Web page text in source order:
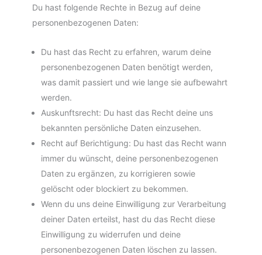
Du hast folgende Rechte in Bezug auf deine
personenbezogenen Daten:
Du hast das Recht zu erfahren, warum deine
personenbezogenen Daten benötigt werden,
was damit passiert und wie lange sie aufbewahrt
werden.
Auskunftsrecht: Du hast das Recht deine uns
bekannten persönliche Daten einzusehen.
Recht auf Berichtigung: Du hast das Recht wann
immer du wünscht, deine personenbezogenen
Daten zu ergänzen, zu korrigieren sowie
gelöscht oder blockiert zu bekommen.
Wenn du uns deine Einwilligung zur Verarbeitung
deiner Daten erteilst, hast du das Recht diese
Einwilligung zu widerrufen und deine
personenbezogenen Daten löschen zu lassen.